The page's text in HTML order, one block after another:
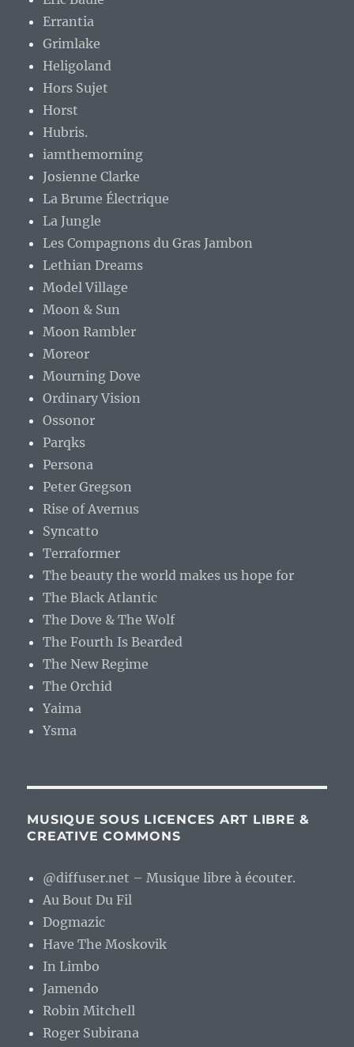
Errantia
Grimlake
Heligoland
Hors Sujet
Horst
Hubris.
iamthemorning
Josienne Clarke
La Brume Électrique
La Jungle
Les Compagnons du Gras Jambon
Lethian Dreams
Model Village
Moon & Sun
Moon Rambler
Moreor
Mourning Dove
Ordinary Vision
Ossonor
Parqks
Persona
Peter Gregson
Rise of Avernus
Syncatto
Terraformer
The beauty the world makes us hope for
The Black Atlantic
The Dove & The Wolf
The Fourth Is Bearded
The New Regime
The Orchid
Yaima
Ysma
MUSIQUE SOUS LICENCES ART LIBRE &
CREATIVE COMMONS
@diffuser.net – Musique libre à écouter.
Au Bout Du Fil
Dogmazic
Have The Moskovik
In Limbo
Jamendo
Robin Mitchell
Roger Subirana